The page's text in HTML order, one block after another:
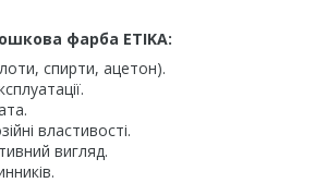
фарба ETIKA:
спирти, ацетон).
властивості.
вигляд.